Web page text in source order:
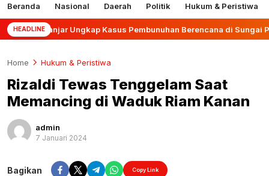
liputan24.net
Beranda Nasional Daerah Politik Hukum & Peristiwa
HEADLINE
Banjar Ungkap Kasus Pembunuhan Berencana di Sungai Pinang
Home Hukum & Peristiwa
Rizaldi Tewas Tenggelam Saat
Memancing di Waduk Riam Kanan
admin
7 Januari 2024
Bagikan Copy Link